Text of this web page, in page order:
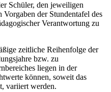
Schüler, den jeweiligen
der Stundentafel des
Verantwortung zu
zeitliche Reihenfolge der
bzw. zu
liegen in der
können, soweit das
variiert werden.